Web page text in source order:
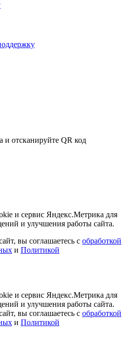
и отсканируйте QR код
и сервис Яндекс.Метрика для
и улучшения работы сайта.
вы соглашаетесь с обработкой
и Политикой
и сервис Яндекс.Метрика для
и улучшения работы сайта.
вы соглашаетесь с обработкой
и Политикой